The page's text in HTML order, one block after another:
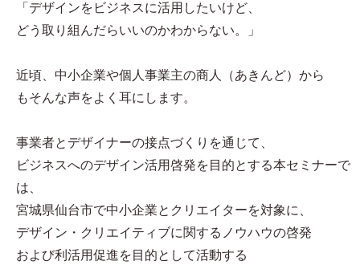
「デザインをビジネスに活用したいけど、
どう取り組んだらいいのかわからない。」
近頃、中小企業や個人事業主の商人（あきんど）から
もそんな声をよく耳にします。
事業者とデザイナーの接点づくりを通じて、
ビジネスへのデザイン活用啓発を目的とする本セミナーで
は、
宮城県仙台市で中小企業とクリエイターを対象に、
デザイン・クリエイティブに関するノウハウの啓発
および利活用促進を目的として活動する